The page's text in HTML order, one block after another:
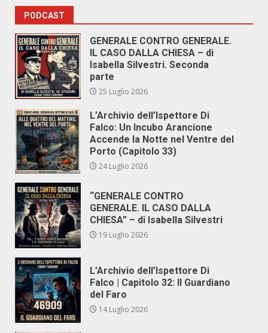
PODCAST
GENERALE CONTRO GENERALE.
IL CASO DALLA CHIESA – di
Isabella Silvestri. Seconda
parte
25 Luglio 2026
L’Archivio dell’Ispettore Di
Falco: Un Incubo Arancione
Accende la Notte nel Ventre del
Porto (Capitolo 33)
24 Luglio 2026
“GENERALE CONTRO
GENERALE. IL CASO DALLA
CHIESA” – di Isabella Silvestri
19 Luglio 2026
L’Archivio dell’Ispettore Di
Falco | Capitolo 32: Il Guardiano
del Faro
14 Luglio 2026